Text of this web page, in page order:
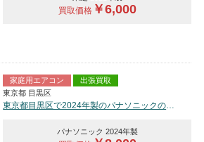
買取価格￥6,000
家庭用エアコン
出張買取
東京都 目黒区
東京都目黒区で2024年製のパナソニックのルームエアコン【中古品】を買取しました。
パナソニック 2024年製